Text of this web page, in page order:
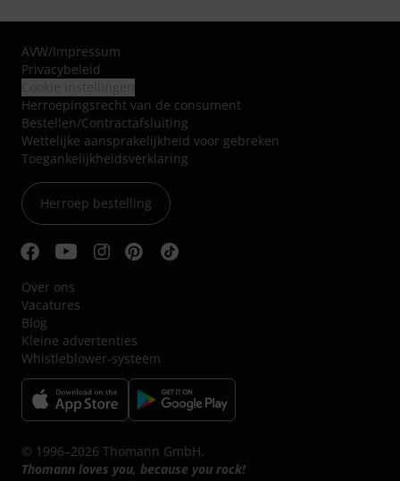
AVW/Impressum
Privacybeleid
Herroepingsrecht van de consument
Bestellen/Contractafsluiting
Wettelijke aansprakelijkheid voor gebreken
Toegankelijkheidsverklaring
Herroep bestelling
Over ons
Vacatures
Blog
Kleine advertenties
Whistleblower-systeem
© 1996–2026 Thomann GmbH.
Thomann loves you, because you rock!